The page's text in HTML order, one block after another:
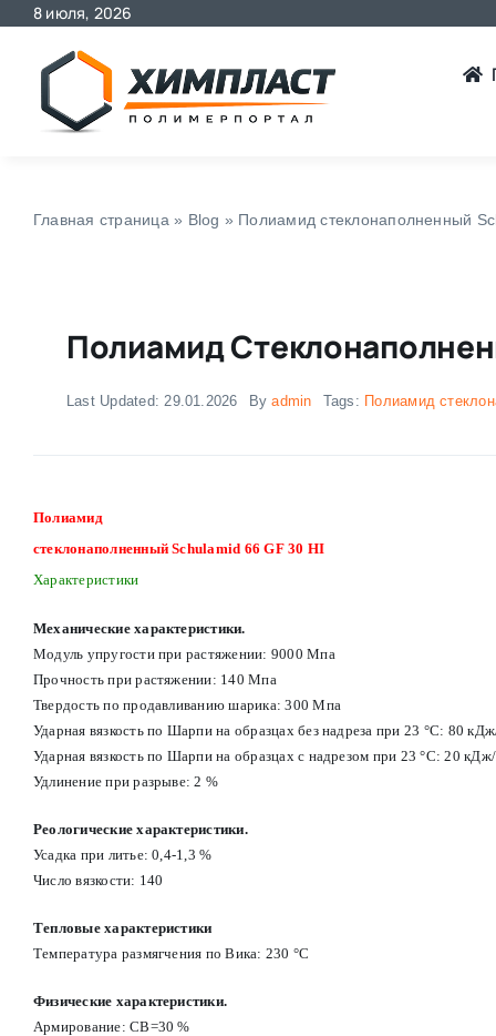
Skip
content
8 июля, 2026
Главная страница » Blog » Полиамид стеклонаполненный
Полиамид
Last Updated: 29.01.2026 Byadmin Tags: Полиамид
Полиамид
стеклонаполненный Schulamid 66 GF 30 HI
Характеристики
Механические характеристики.
Модуль упругости при растяжении: 9000 Мпа
Прочность при растяжении: 140 Мпа
Твердость по продавливанию шарика: 300 Мпа
Ударная вязкость по Шарпи на образцах без надреза при 23 °С: 80
Ударная вязкость по Шарпи на образцах с надрезом при 23 °С: 20
Удлинение при разрыве: 2 %
Реологические характеристики.
Усадка при литье: 0,4-1,3 %
Число вязкости: 140
Тепловые характеристики
Температура размягчения по Вика: 230 °С
Физические характеристики.
Армирование: СВ=30 %